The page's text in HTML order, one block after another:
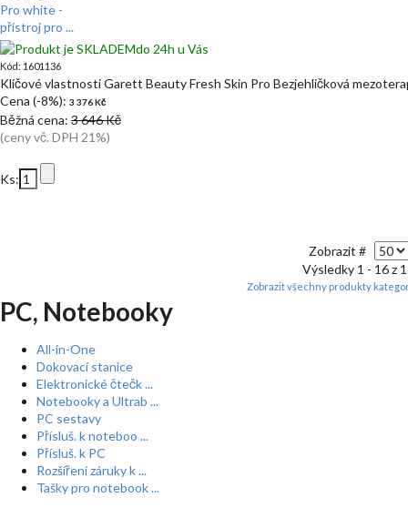
do 24h u Vás
Kód: 1601136
Klíčové vlastnosti Garett Beauty Fresh Skin Pro Bezjehličková
Cena (-8%): 3 376 Kč
Běžná cena: 3 646 Kč
(ceny vč. DPH 21%)
Ks:
Zobrazit #
Výsledky 1 - 16 z
Zobrazit všechny produkty
PC, Notebooky
All-in-One
Dokovací stanice
Elektronické čtečk ...
Notebooky a Ultrab ...
PC sestavy
Přísluš. k noteboo ...
Přísluš. k PC
Rozšíření záruky k ...
Tašky pro notebook ...